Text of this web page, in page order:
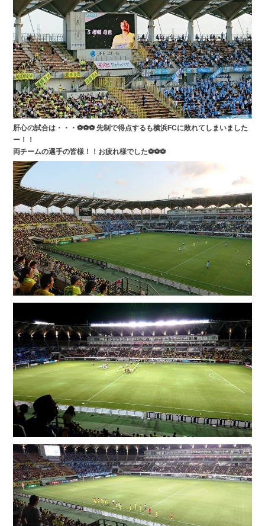
肝心の試合は・・・⚽⚽⚽ 先制で得点するも横浜FCに敗れてしまいました
ー！！
両チームの選手の皆様！！お疲れ様でした⚽⚽⚽